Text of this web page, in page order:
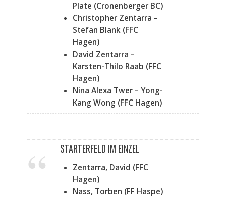
Plate (Cronenberger BC)
Christopher Zentarra –
Stefan Blank (FFC
Hagen)
David Zentarra –
Karsten-Thilo Raab (FFC
Hagen)
Nina Alexa Twer – Yong-
Kang Wong (FFC Hagen)
STARTERFELD IM EINZEL
Zentarra, David (FFC
Hagen)
Nass, Torben (FF Haspe)